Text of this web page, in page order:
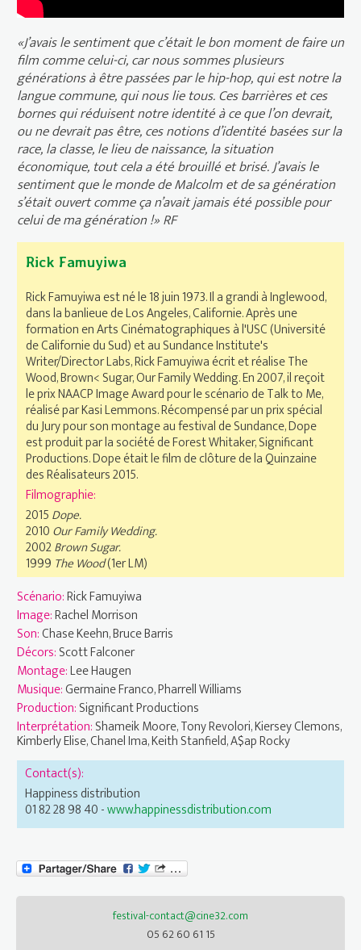
«J’avais le sentiment que c’était le bon moment de faire un
film comme celui-ci, car nous sommes plusieurs
générations à être passées par le hip-hop, qui est notre la
langue commune, qui nous lie tous. Ces barrières et ces
bornes qui réduisent notre identité à ce que l’on devrait,
ou ne devrait pas être, ces notions d’identité basées sur la
race, la classe, le lieu de naissance, la situation
économique, tout cela a été brouillé et brisé. J’avais le
sentiment que le monde de Malcolm et de sa génération
s’était ouvert comme ça n’avait jamais été possible pour
celui de ma génération !» RF
Rick Famuyiwa
Rick Famuyiwa est né le 18 juin 1973. Il a grandi à Inglewood,
dans la banlieue de Los Angeles, Californie. Après une
formation en Arts Cinématographiques à l'USC (Université
de Californie du Sud) et au Sundance Institute's
Writer/Director Labs, Rick Famuyiwa écrit et réalise The
Wood, Brown< Sugar, Our Family Wedding. En 2007, il reçoit
le prix NAACP Image Award pour le scénario de Talk to Me,
réalisé par Kasi Lemmons. Récompensé par un prix spécial
du Jury pour son montage au festival de Sundance, Dope
est produit par la société de Forest Whitaker, Significant
Productions. Dope était le film de clôture de la Quinzaine
des Réalisateurs 2015.
Filmographie:
2015Dope.
2010Our Family Wedding.
2002Brown Sugar.
1999 The Wood(1er LM)
Scénario:Rick Famuyiwa
Image:Rachel Morrison
Son:Chase Keehn, Bruce Barris
Décors:Scott Falconer
Montage:Lee Haugen
Musique:Germaine Franco, Pharrell Williams
Production:Significant Productions
Interprétation:Shameik Moore, Tony Revolori, Kiersey Clemons,
Kimberly Elise, Chanel Ima, Keith Stanfield, A$ap Rocky
Contact(s):
Happiness distribution
01 82 28 98 40 -www.happinessdistribution.com
festival-contact@cine32.com
05 62 60 61 15